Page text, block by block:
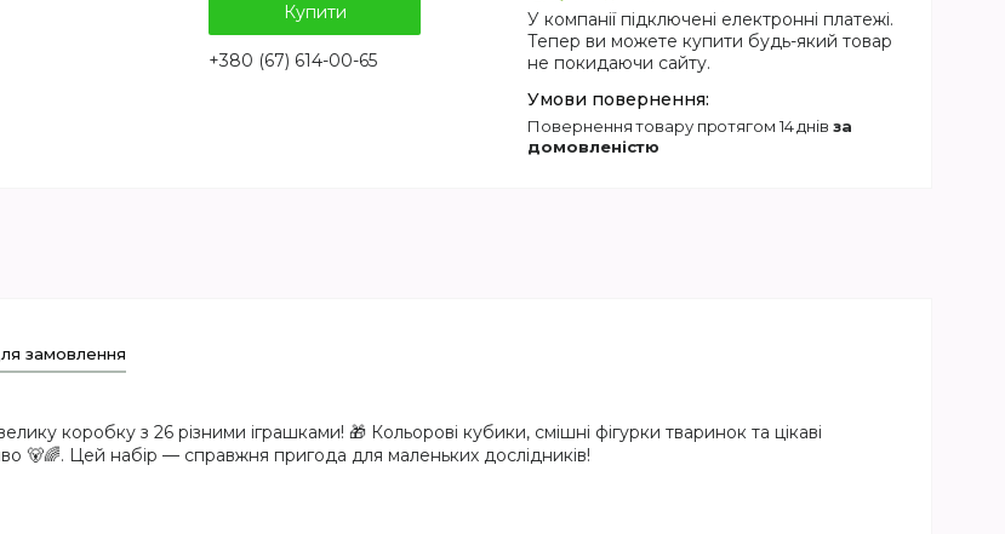
Купити
+380 (67) 614-00-65
У компанії підключені електронні платежі.
Тепер ви можете купити будь-який товар
не покидаючи сайту.
повернення товару протягом 14 днів за
домовленістю
замовлення
коробку з 26 різними іграшками! 🎁 Кольорові кубики, смішні фігурки тваринок та цікаві
🐻🌈. Цей набір — справжня пригода для маленьких дослідників!